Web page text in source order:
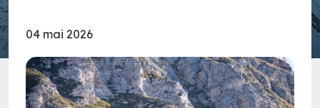
04 mai 2026